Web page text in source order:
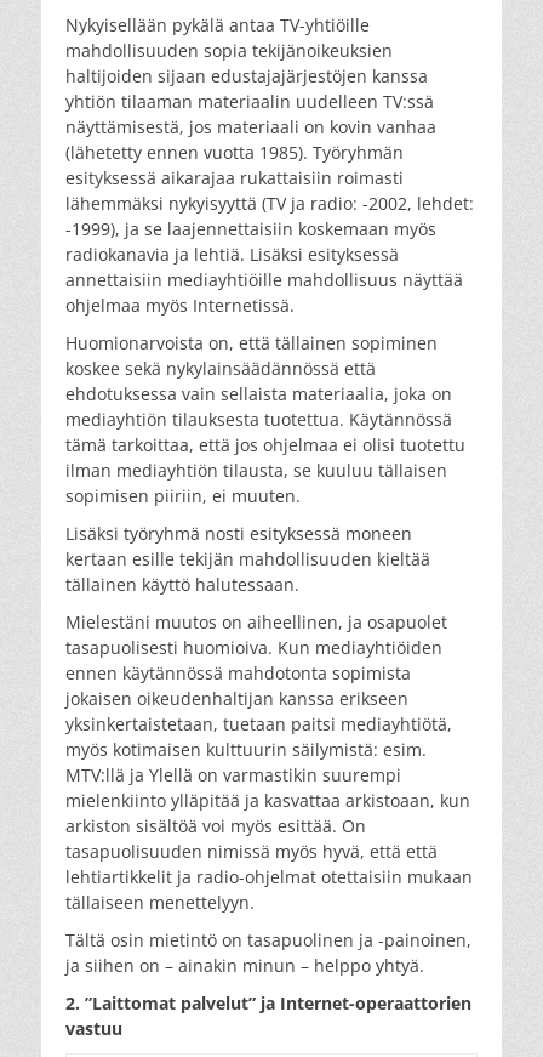
Nykyisellään pykälä antaa TV-yhtiöille
mahdollisuuden sopia tekijänoikeuksien
haltijoiden sijaan edustajajärjestöjen kanssa
yhtiön tilaaman materiaalin uudelleen TV:ssä
näyttämisestä, jos materiaali on kovin vanhaa
(lähetetty ennen vuotta 1985). Työryhmän
esityksessä aikarajaa rukattaisiin roimasti
lähemmäksi nykyisyyttä (TV ja radio: -2002, lehdet:
-1999), ja se laajennettaisiin koskemaan myös
radiokanavia ja lehtiä. Lisäksi esityksessä
annettaisiin mediayhtiöille mahdollisuus näyttää
ohjelmaa myös Internetissä.
Huomionarvoista on, että tällainen sopiminen
koskee sekä nykylainsäädännössä että
ehdotuksessa vain sellaista materiaalia, joka on
mediayhtiön tilauksesta tuotettua. Käytännössä
tämä tarkoittaa, että jos ohjelmaa ei olisi tuotettu
ilman mediayhtiön tilausta, se kuuluu tällaisen
sopimisen piiriin, ei muuten.
Lisäksi työryhmä nosti esityksessä moneen
kertaan esille tekijän mahdollisuuden kieltää
tällainen käyttö halutessaan.
Mielestäni muutos on aiheellinen, ja osapuolet
tasapuolisesti huomioiva. Kun mediayhtiöiden
ennen käytännössä mahdotonta sopimista
jokaisen oikeudenhaltijan kanssa erikseen
yksinkertaistetaan, tuetaan paitsi mediayhtiötä,
myös kotimaisen kulttuurin säilymistä: esim.
MTV:llä ja Ylellä on varmastikin suurempi
mielenkiinto ylläpitää ja kasvattaa arkistoaan, kun
arkiston sisältöä voi myös esittää. On
tasapuolisuuden nimissä myös hyvä, että että
lehtiartikkelit ja radio-ohjelmat otettaisiin mukaan
tällaiseen menettelyyn.
Tältä osin mietintö on tasapuolinen ja -painoinen,
ja siihen on – ainakin minun – helppo yhtyä.
2. ”Laittomat palvelut” ja Internet-operaattorien
vastuu